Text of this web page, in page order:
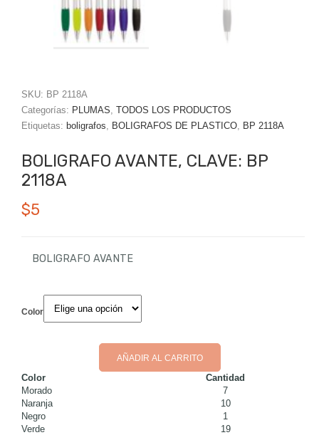
SKU: BP 2118A
Categorías: PLUMAS,TODOS LOS PRODUCTOS
Etiquetas: boligrafos, BOLIGRAFOS DE PLASTICO, BP 2118A
BOLIGRAFO AVANTE, CLAVE: BP
2118A
$5
BOLIGRAFO AVANTE
Color
AÑADIR AL CARRITO
Color
Cantidad
Morado
7
Naranja
10
Negro
1
Verde
19